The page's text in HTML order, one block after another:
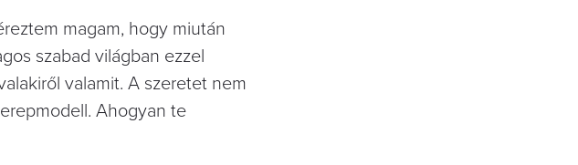
magam, hogy miután
szabad világban ezzel
valamit. A szeretet nem
Ahogyan te